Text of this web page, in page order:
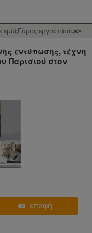
εμάςΓύρος εργοστασίων
>>
εντύπωσης, τέχνη
Παρισιού στον
επαφή